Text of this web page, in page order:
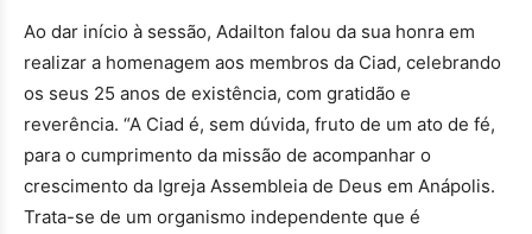
Ao dar início à sessão, Adailton falou da sua honra em
realizar a homenagem aos membros da Ciad, celebrando
os seus 25 anos de existência, com gratidão e
reverência. “A Ciad é, sem dúvida, fruto de um ato de fé,
para o cumprimento da missão de acompanhar o
crescimento da Igreja Assembleia de Deus em Anápolis.
Trata-se de um organismo independente que é